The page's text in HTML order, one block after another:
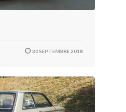
30 SEPTEMBRE 2018